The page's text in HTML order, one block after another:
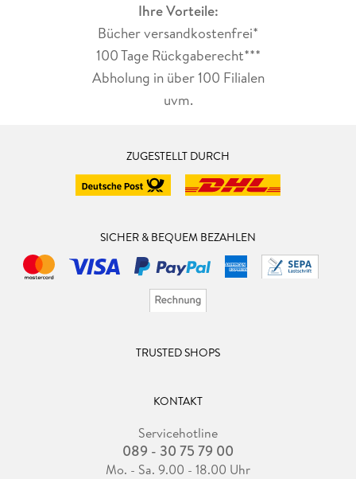
Ihre Vorteile:
Bücher versandkostenfrei*
100 Tage Rückgaberecht***
Abholung in über 100 Filialen
uvm.
ZUGESTELLT DURCH
SICHER & BEQUEM BEZAHLEN
TRUSTED SHOPS
KONTAKT
Servicehotline
089 - 30 75 79 00
Mo. - Sa. 9.00 - 18.00 Uhr